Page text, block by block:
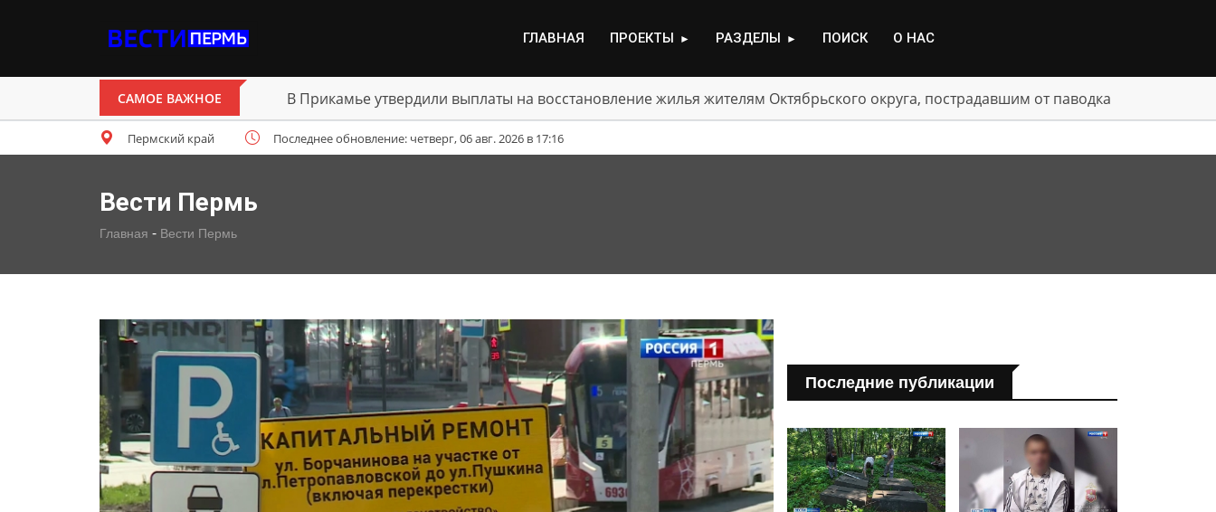
ГЛАВНАЯ ПРОЕКТЫ ► РАЗДЕЛЫ ► ПОИСК О НАС
САМОЕ ВАЖНОЕ В Прикамье утвердили выплаты на восстановление жилья жителям Октябрьского округа, пострадавшим от паводка
Пермский край Последнее обновление: четверг, 06 авг. 2026 в 17:16
Вести Пермь
Главная - Вести Пермь
Последние публикации